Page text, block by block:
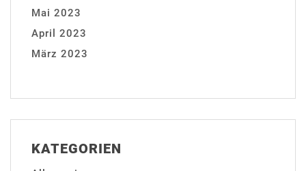
Mai 2023
April 2023
März 2023
KATEGORIEN